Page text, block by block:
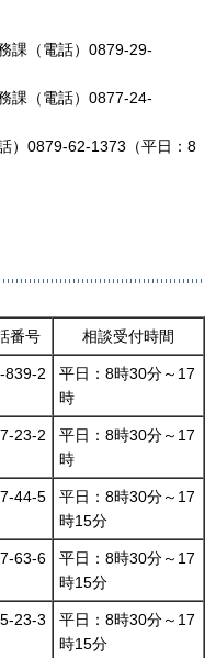
課（電話）0879-29-
課（電話）0877-24-
）0879-62-1373（平日：8
番号 相談受付時間
839-2
平日：8時30分～17
時
23-2
平日：8時30分～17
時
44-5
平日：8時30分～17
時15分
63-6
平日：8時30分～17
時15分
23-3
平日：8時30分～17
時15分